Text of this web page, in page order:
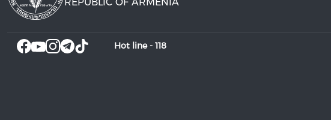
Hot line - 118